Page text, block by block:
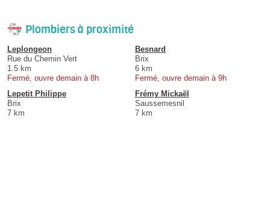
Plombiers à proximité
Leplongeon
Rue du Chemin Vert
1.5 km
Fermé, ouvre demain à 8h
Besnard
Brix
6 km
Fermé, ouvre demain à 9h
Lepetit Philippe
Brix
7 km
Frémy Mickaël
Saussemesnil
7 km